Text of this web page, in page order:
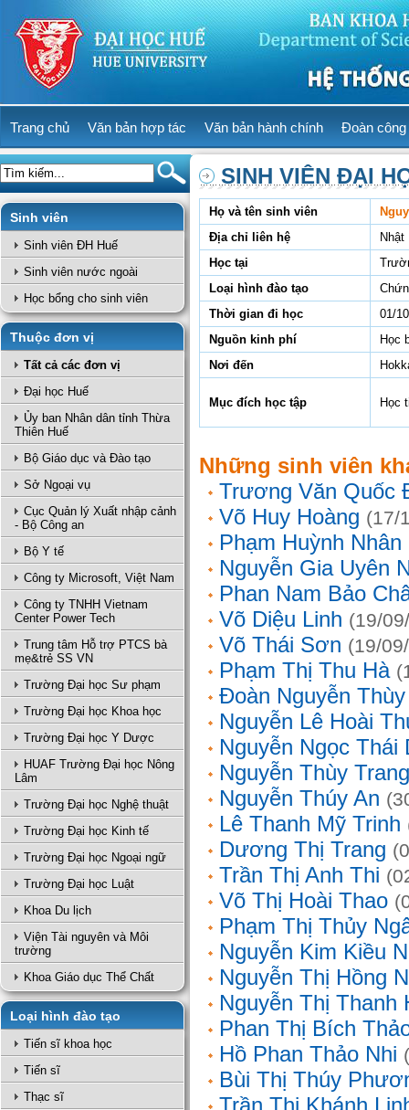
Trang chủ Văn bản hợp tác Văn bản hành chính Đoàn công
Sinh viên
Sinh viên ĐH Huế
Sinh viên nước ngoài
Học bổng cho sinh viên
Thuộc đơn vị
Tất cả các đơn vị
Đại học Huế
Ủy ban Nhân dân tỉnh Thừa
Thiên Huế
Bộ Giáo dục và Đào tạo
Sở Ngoại vụ
Cục Quản lý Xuất nhập cảnh
- Bộ Công an
Bộ Y tế
Công ty Microsoft, Việt Nam
Công ty TNHH Vietnam
Center Power Tech
Trung tâm Hỗ trợ PTCS bà
mẹ&trẻ SS VN
Trường Đại học Sư phạm
Trường Đại học Khoa học
Trường Đại học Y Dược
HUAF Trường Đại học Nông
Lâm
Trường Đại học Nghệ thuật
Trường Đại học Kinh tế
Trường Đại học Ngoại ngữ
Trường Đại học Luật
Khoa Du lịch
Viện Tài nguyên và Môi
trường
Khoa Giáo dục Thể Chất
Loại hình đào tạo
Tiến sĩ khoa học
Tiến sĩ
Thạc sĩ
SINH VIÊN ĐẠI
Họ và tên sinh viên
Địa chỉ liên hệ
Nhật
Học tại
Loại hình đào tạo
Thời gian đi học
01/
Nguồn kinh phí
Học
Nơi đến
Mục đích học tập Học
Những sinh viên
Trương Văn Quốc
Võ Huy Hoàng (17/
Phạm Huỳnh Nhân
Nguyễn Gia Uyên
Phan Nam Bảo
Võ Diệu Linh (19/
Võ Thái Sơn (19/
Phạm Thị Thu Hà
Đoàn Nguyễn
Nguyễn Lê Hoài
Nguyễn Ngọc Thái
Nguyễn Thùy Trang
Nguyễn Thúy An
Lê Thanh Mỹ Trinh
Dương Thị Trang
Trần Thị Anh Thi
Võ Thị Hoài Thao
Phạm Thị Thủy
Nguyễn Kim Kiều
Nguyễn Thị Hồng
Nguyễn Thị Thanh
Phan Thị Bích
Hồ Phan Thảo Nhi
Bùi Thị Thúy
Trần Thị Khánh